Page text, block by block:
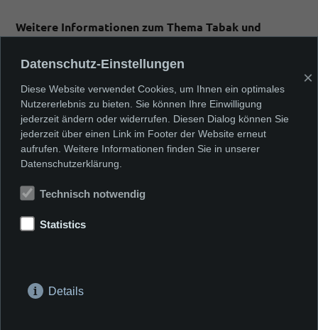
Weitere Informationen zum Thema Tabak und
http://www.drugscouts.de/de/lexikon/tabaknikotin
Zahlen in
Datenschutz-Einstellungen
×
Diese Website verwendet Cookies, um Ihnen ein optimales
Nutzererlebnis zu bieten. Sie können Ihre Einwilligung
jederzeit ändern oder widerrufen. Diesen Dialog können Sie
jederzeit über einen Link im Footer der Website erneut
aufrufen. Weitere Informationen finden Sie in unserer
Datenschutzerklärung.
Technisch notwendig
Statistics
Details